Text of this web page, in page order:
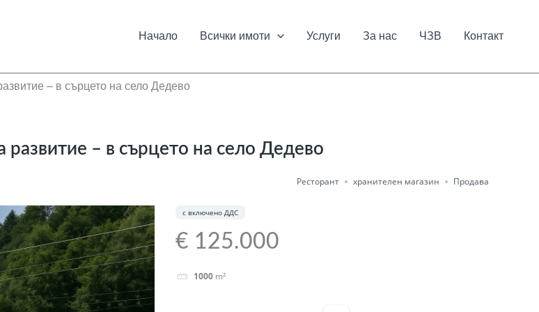
Начало Всички имоти Услуги За нас ЧЗВ Контакт
– в сърцето на село Дедево
развитие – в сърцето на село Дедево
Ресторант хранителен магазин Продава
€ 125.000
с включено ДДС
1000 m²